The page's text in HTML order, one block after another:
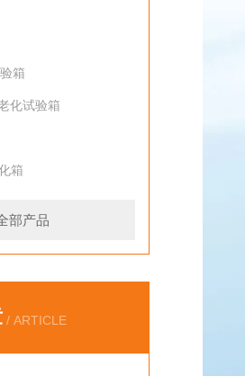
箱
化试验箱
箱
部产品
/ ARTICLE